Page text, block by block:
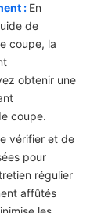
: En
de
coupe, la
obtenir une
coupe.
vérifier et de
pour
régulier
affûtés